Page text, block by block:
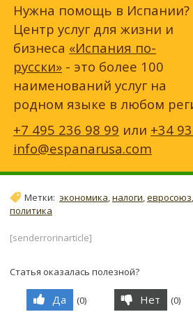
Нужна помощь в Испании?
Центр услуг для жизни и
бизнеса «Испания по-
русски» - это более 100
наименований услуг на
родном языке в любом
+7 495 236 98 99 или +34
info@espanarusa.com
Метки: экономика,налоги,евросоюз,
политика
[senderrorinarticle]
Статья оказалась полезной?
Да (0) Нет (0)